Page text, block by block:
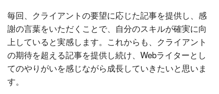
毎回、クライアントの要望に応じた記事を提供し、感
謝の言葉をいただくことで、自分のスキルが確実に向
上していると実感します。これからも、クライアント
の期待を超える記事を提供し続け、Webライターとし
てのやりがいを感じながら成長していきたいと思いま
す。